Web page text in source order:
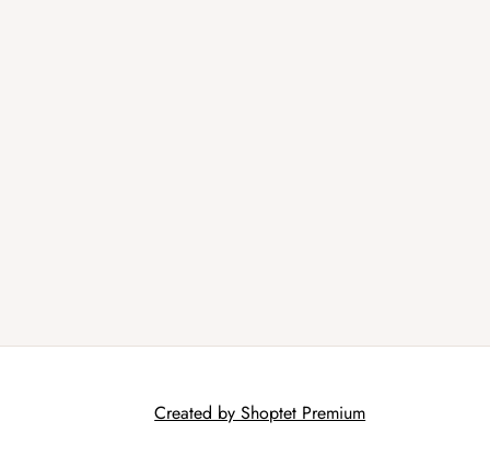
Created by Shoptet Premium